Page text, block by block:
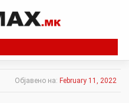
Објавено на: February 11, 2022